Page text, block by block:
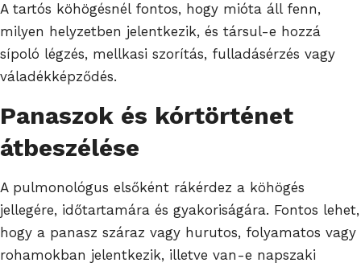
A tartós köhögésnél fontos, hogy mióta áll fenn,
milyen helyzetben jelentkezik, és társul-e hozzá
sípoló légzés, mellkasi szorítás, fulladásérzés vagy
váladékképződés.
Panaszok és kórtörténet
átbeszélése
A pulmonológus elsőként rákérdez a köhögés
jellegére, időtartamára és gyakoriságára. Fontos lehet,
hogy a panasz száraz vagy hurutos, folyamatos vagy
rohamokban jelentkezik, illetve van-e napszaki